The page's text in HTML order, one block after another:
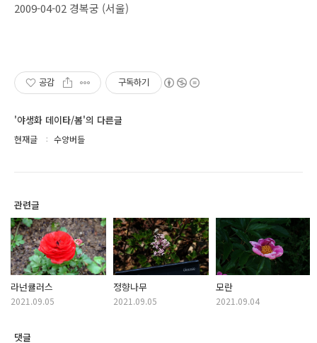
2009-04-02 경복궁 (서울)
공감 구독하기
'야생화 데이타/봄'의 다른글
현재글 수양버들
관련글
라넌큘러스
2021.09.05
정향나무
2021.09.05
모란
2021.09.04
댓글